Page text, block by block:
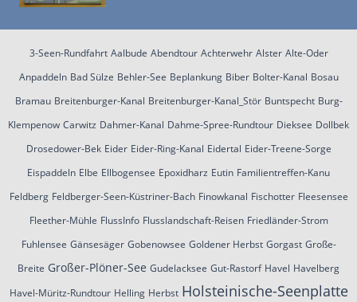
3-Seen-Rundfahrt Aalbude Abendtour Achterwehr Alster Alte-Oder
Anpaddeln Bad Sülze Behler-See Beplankung Biber Bolter-Kanal Bosau
Bramau Breitenburger-Kanal Breitenburger-Kanal_Stör Buntspecht Burg-
Klempenow Carwitz Dahmer-Kanal Dahme-Spree-Rundtour Dieksee Dollbek
Drosedower-Bek Eider Eider-Ring-Kanal Eidertal Eider-Treene-Sorge
Eispaddeln Elbe Ellbogensee Epoxidharz Eutin Familientreffen-Kanu
Feldberg Feldberger-Seen-Küstriner-Bach Finowkanal Fischotter Fleesensee
Fleether-Mühle FlussInfo Flusslandschaft-Reisen Friedländer-Strom
Fuhlensee Gänsesäger Gobenowsee Goldener Herbst Gorgast Große-
Breite Großer-Plöner-See Gudelacksee Gut-Rastorf Havel Havelberg
Havel-Müritz-Rundtour Helling Herbst Holsteinische-Seenplatte